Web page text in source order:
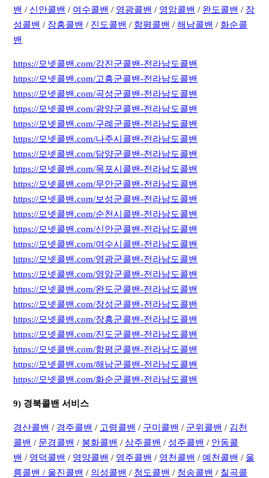
밴 / 신안콜밴 / 여수콜밴 / 영광콜밴 / 영암콜밴 / 완도콜밴 / 장
성콜밴 / 장흥콜밴 / 진도콜밴 / 함평콜밴 /해남콜밴 / 화순콜
밴
https://모넷콜밴.com/강진군콜밴-전라남도콜밴
https://모넷콜밴.com/고흥군콜밴-전라남도콜밴
https://모넷콜밴.com/곡성군콜밴-전라남도콜밴
https://모넷콜밴.com/광양군콜밴-전라남도콜밴
https://모넷콜밴.com/구례군콜밴-전라남도콜밴
https://모넷콜밴.com/나주시콜밴-전라남도콜밴
https://모넷콜밴.com/담양군콜밴-전라남도콜밴
https://모넷콜밴.com/목포시콜밴-전라남도콜밴
https://모넷콜밴.com/무안군콜밴-전라남도콜밴
https://모넷콜밴.com/보성군콜밴-전라남도콜밴
https://모넷콜밴.com/순천시콜밴-전라남도콜밴
https://모넷콜밴.com/신안군콜밴-전라남도콜밴
https://모넷콜밴.com/여수시콜밴-전라남도콜밴
https://모넷콜밴.com/영광군콜밴-전라남도콜밴
https://모넷콜밴.com/영암군콜밴-전라남도콜밴
https://모넷콜밴.com/완도군콜밴-전라남도콜밴
https://모넷콜밴.com/장성군콜밴-전라남도콜밴
https://모넷콜밴.com/장흥군콜밴-전라남도콜밴
https://모넷콜밴.com/진도군콜밴-전라남도콜밴
https://모넷콜밴.com/함평군콜밴-전라남도콜밴
https://모넷콜밴.com/해남군콜밴-전라남도콜밴
https://모넷콜밴.com/화순군콜밴-전라남도콜밴
9) 경북콜밴 서비스
경산콜밴 / 경주콜밴 / 고령콜밴 / 구미콜밴 / 군위콜밴 / 김천
콜밴 / 문경콜밴 / 봉화콜밴 /상주콜밴 / 성주콜밴 / 안동콜
밴 / 영덕콜밴 / 영양콜밴 / 영주콜밴 / 영천콜밴 /예천콜밴 / 울
릉콜밴 / 울진콜밴 / 의성콜밴 / 청도콜밴 / 청송콜밴 / 칠곡콜